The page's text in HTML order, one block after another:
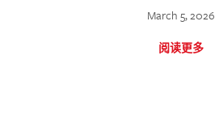
March 5, 2026
阅读更多